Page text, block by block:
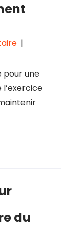
|
pour une
l’exercice
du